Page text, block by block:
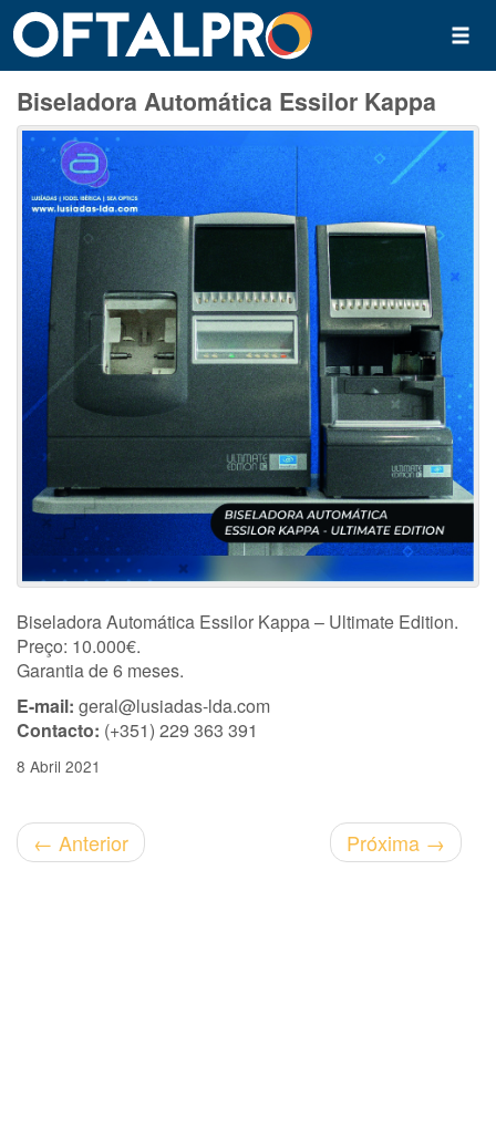
Biseladora Automática Essilor Kappa
Biseladora Automática Essilor Kappa – Ultimate Edition.
Preço: 10.000€.
Garantia de 6 meses.
E-mail: geral@lusiadas-lda.com
Contacto: (+351) 229 363 391
8 Abril 2021
← Anterior Próxima →